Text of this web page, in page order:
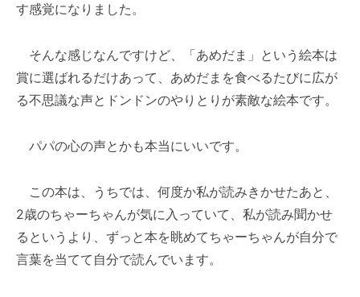
す感覚になりました。
そんな感じなんですけど、「あめだま」という絵本は
賞に選ばれるだけあって、あめだまを食べるたびに広が
る不思議な声とドンドンのやりとりが素敵な絵本です。
パパの心の声とかも本当にいいです。
この本は、うちでは、何度か私が読みきかせたあと、
2歳のちゃーちゃんが気に入っていて、私が読み聞かせ
るというより、ずっと本を眺めてちゃーちゃんが自分で
言葉を当てて自分で読んでいます。